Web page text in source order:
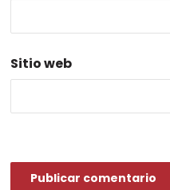
Sitio web